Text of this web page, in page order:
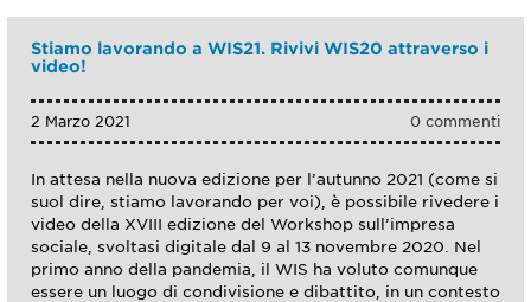
Stiamo lavorando a WIS21. Rivivi WIS20 attraverso i
video!
0 commenti
2 Marzo 2021
In attesa nella nuova edizione per l’autunno 2021 (come si
suol dire, stiamo lavorando per voi), è possibile rivedere i
video della XVIII edizione del Workshop sull’impresa
sociale, svoltasi digitale dal 9 al 13 novembre 2020. Nel
primo anno della pandemia, il WIS ha voluto comunque
essere un luogo di condivisione e dibattito, in un contesto